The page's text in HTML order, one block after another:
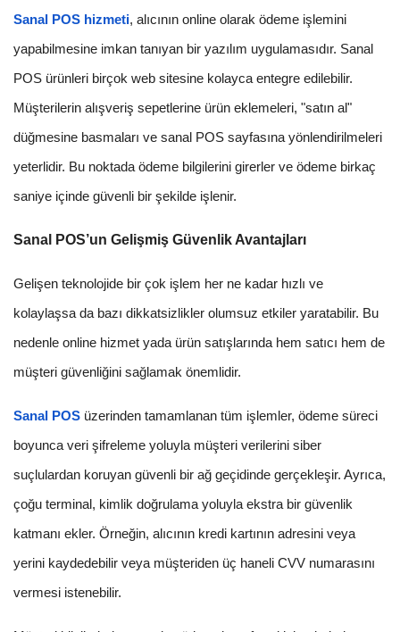
Sanal POS hizmeti, alıcının online olarak ödeme işlemini
yapabilmesine imkan tanıyan bir yazılım uygulamasıdır. Sanal
POS ürünleri birçok web sitesine kolayca entegre edilebilir.
Müşterilerin alışveriş sepetlerine ürün eklemeleri, "satın al"
düğmesine basmaları ve sanal POS sayfasına yönlendirilmeleri
yeterlidir. Bu noktada ödeme bilgilerini girerler ve ödeme birkaç
saniye içinde güvenli bir şekilde işlenir.
Sanal POS’un Gelişmiş Güvenlik Avantajları
Gelişen teknolojide bir çok işlem her ne kadar hızlı ve
kolaylaşsa da bazı dikkatsizlikler olumsuz etkiler yaratabilir. Bu
nedenle online hizmet yada ürün satışlarında hem satıcı hem de
müşteri güvenliğini sağlamak önemlidir.
Sanal POS üzerinden tamamlanan tüm işlemler, ödeme süreci
boyunca veri şifreleme yoluyla müşteri verilerini siber
suçlulardan koruyan güvenli bir ağ geçidinde gerçekleşir. Ayrıca,
çoğu terminal, kimlik doğrulama yoluyla ekstra bir güvenlik
katmanı ekler. Örneğin, alıcının kredi kartının adresini veya
yerini kaydedebilir veya müşteriden üç haneli CVV numarasını
vermesi istenebilir.